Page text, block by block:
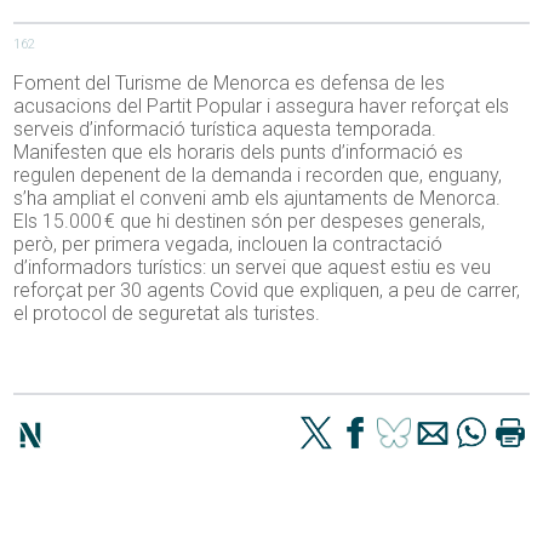
162
Foment del Turisme de Menorca es defensa de les
acusacions del Partit Popular i assegura haver reforçat els
serveis d’informació turística aquesta temporada.
Manifesten que els horaris dels punts d’informació es
regulen depenent de la demanda i recorden que, enguany,
s’ha ampliat el conveni amb els ajuntaments de Menorca.
Els 15.000 € que hi destinen són per despeses generals,
però, per primera vegada, inclouen la contractació
d’informadors turístics: un servei que aquest estiu es veu
reforçat per 30 agents Covid que expliquen, a peu de carrer,
el protocol de seguretat als turistes.